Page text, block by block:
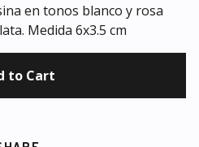
en tonos blanco y rosa
Medida 6x3.5 cm
to Cart